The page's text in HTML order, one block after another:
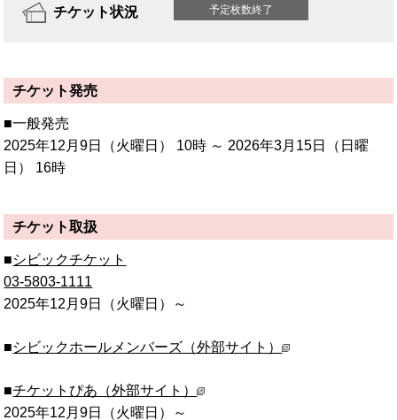
チケット状況 予定枚数終了
チケット発売
■一般発売
2025年12月9日
（火曜日） 10時 ～ 2026年3月15日
（日曜
日）
16時
チケット取扱
■シビックチケット
03-5803-1111
2025年12月9日
（火曜日） ～
■シビックホールメンバーズ（外部サイト）
■チケットぴあ（外部サイト）
2025年12月9日
（火曜日） ～